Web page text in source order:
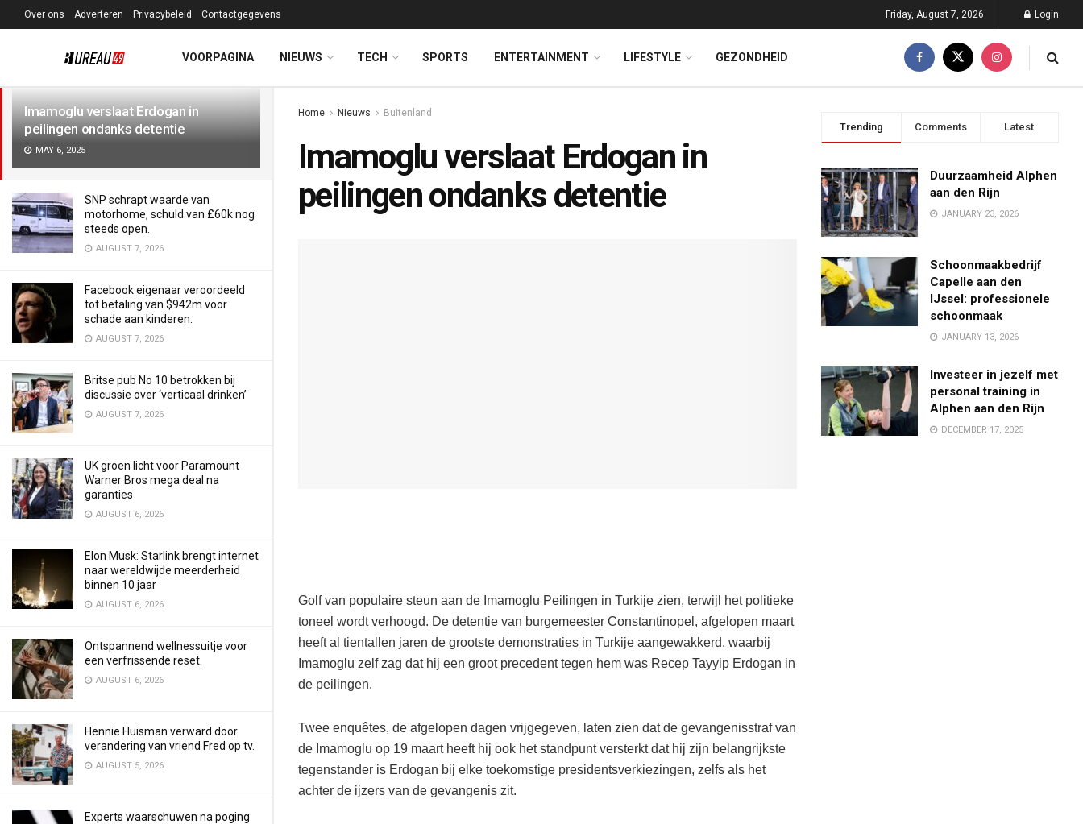
LATEST TRENDING Filter
Imamoglu verslaat Erdogan in
peilingen ondanks detentie
MAY 6, 2025
SNP schrapt waarde van
motorhome, schuld van £60k nog
steeds open.
AUGUST 7, 2026
Facebook eigenaar veroordeeld
tot betaling van $942m voor
schade aan kinderen.
AUGUST 7, 2026
Britse pub No 10 betrokken bij
discussie over ‘verticaal drinken’
AUGUST 7, 2026
UK groen licht voor Paramount
Warner Bros mega deal na
garanties
AUGUST 6, 2026
Elon Musk: Starlink brengt internet
naar wereldwijde meerderheid
binnen 10 jaar
AUGUST 6, 2026
Ontspannend wellnessuitje voor
een verfrissende reset.
AUGUST 6, 2026
Hennie Huisman verward door
verandering van vriend Fred op tv.
AUGUST 5, 2026
Experts waarschuwen na poging
Over ons Adverteren Privacybeleid Contactgegevens Friday, August 7, 2026 Login
VOORPAGINA NIEUWS TECH SPORTS ENTERTAINMENT LIFESTYLE GEZONDHEID
Home Nieuws Buitenland
Imamoglu verslaat Erdogan in
peilingen ondanks detentie
Golf van populaire steun aan de Imamoglu Peilingen in Turkije zien, terwijl het politieke
toneel wordt verhoogd. De detentie van burgemeester Constantinopel, afgelopen maart
heeft al tientallen jaren de grootste demonstraties in Turkije aangewakkerd, waarbij
Imamoglu zelf zag dat hij een groot precedent tegen hem was Recep Tayyip Erdogan in
de peilingen.
Twee enquêtes, de afgelopen dagen vrijgegeven, laten zien dat de gevangenisstraf van
de Imamoglu op 19 maart heeft hij ook het standpunt versterkt dat hij zijn belangrijkste
tegenstander is Erdogan bij elke toekomstige presidentsverkiezingen, zelfs als het
achter de ijzers van de gevangenis zit.
Trending Comments Latest
Duurzaamheid Alphen
aan den Rijn
JANUARY 23, 2026
Schoonmaakbedrijf
Capelle aan den
IJssel: professionele
schoonmaak
JANUARY 13, 2026
Investeer in jezelf met
personal training in
Alphen aan den Rijn
DECEMBER 17, 2025